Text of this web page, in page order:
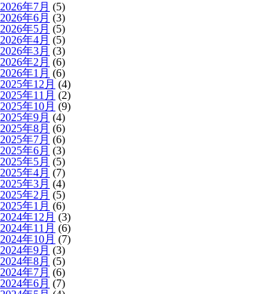
2026年7月 (5)
2026年6月 (3)
2026年5月 (5)
2026年4月 (5)
2026年3月 (3)
2026年2月 (6)
2026年1月 (6)
2025年12月 (4)
2025年11月 (2)
2025年10月 (9)
2025年9月 (4)
2025年8月 (6)
2025年7月 (6)
2025年6月 (3)
2025年5月 (5)
2025年4月 (7)
2025年3月 (4)
2025年2月 (5)
2025年1月 (6)
2024年12月 (3)
2024年11月 (6)
2024年10月 (7)
2024年9月 (3)
2024年8月 (5)
2024年7月 (6)
2024年6月 (7)